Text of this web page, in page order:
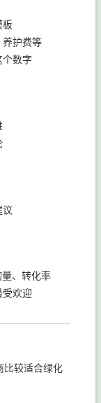
板
养护费等
数字
议
、转化率
欢迎
比较适合绿化